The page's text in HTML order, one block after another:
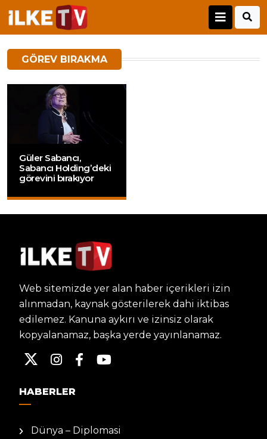
GÖREV BIRAKMA
Güler Sabancı,
Sabancı Holding’deki
görevini bırakıyor
Web sitemizde yer alan haber içerikleri izin
alınmadan, kaynak gösterilerek dahi iktibas
edilemez. Kanuna aykırı ve izinsiz olarak
kopyalanamaz, başka yerde yayınlanamaz.
HABERLER
Dünya – Diplomasi